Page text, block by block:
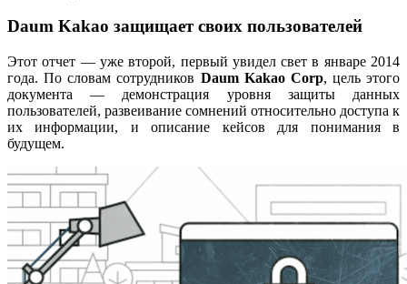
Daum Kakao защищает своих пользователей
Этот отчет — уже второй, первый увидел свет в январе 2014
года. По словам сотрудников Daum Kakao Corp, цель этого
документа — демонстрация уровня защиты данных
пользователей, развеивание сомнений относительно доступа к
их информации, и описание кейсов для понимания в
будущем.